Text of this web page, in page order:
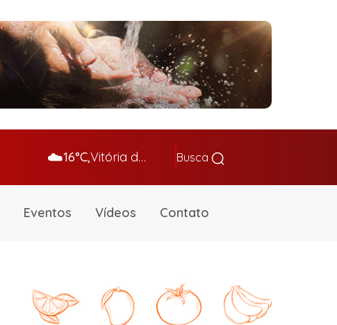
☁️16°C, Vitória da Conq… Busca
Eventos Vídeos Contato